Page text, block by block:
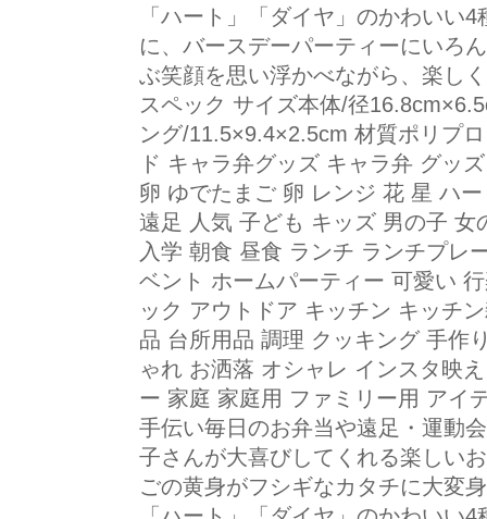
「ハート」「ダイヤ」のかわいい
に、バースデーパーティーにいろ
ぶ笑顔を思い浮かべながら、楽し
スペック サイズ本体/径
ング/11.5×9.4×2.5cm 材質ポリプ
ド キャラ弁グッズ キャラ弁 グッ
卵 ゆでたまご 卵 レンジ 花 星 ハ
遠足 人気 子ども キッズ 男の子
入学 朝食 昼食 ランチ ランチプレ
ベント ホームパーティー 可愛い
ック アウトドア キッチン キッチ
品 台所用品 調理 クッキング 手作
ゃれ お洒落 オシャレ インスタ映
ー 家庭 家庭用 ファミリー用 アイ
手伝い毎日のお弁当や遠足・運動
子さんが大喜びしてくれる楽しい
ごの黄身がフシギなカタチに大変